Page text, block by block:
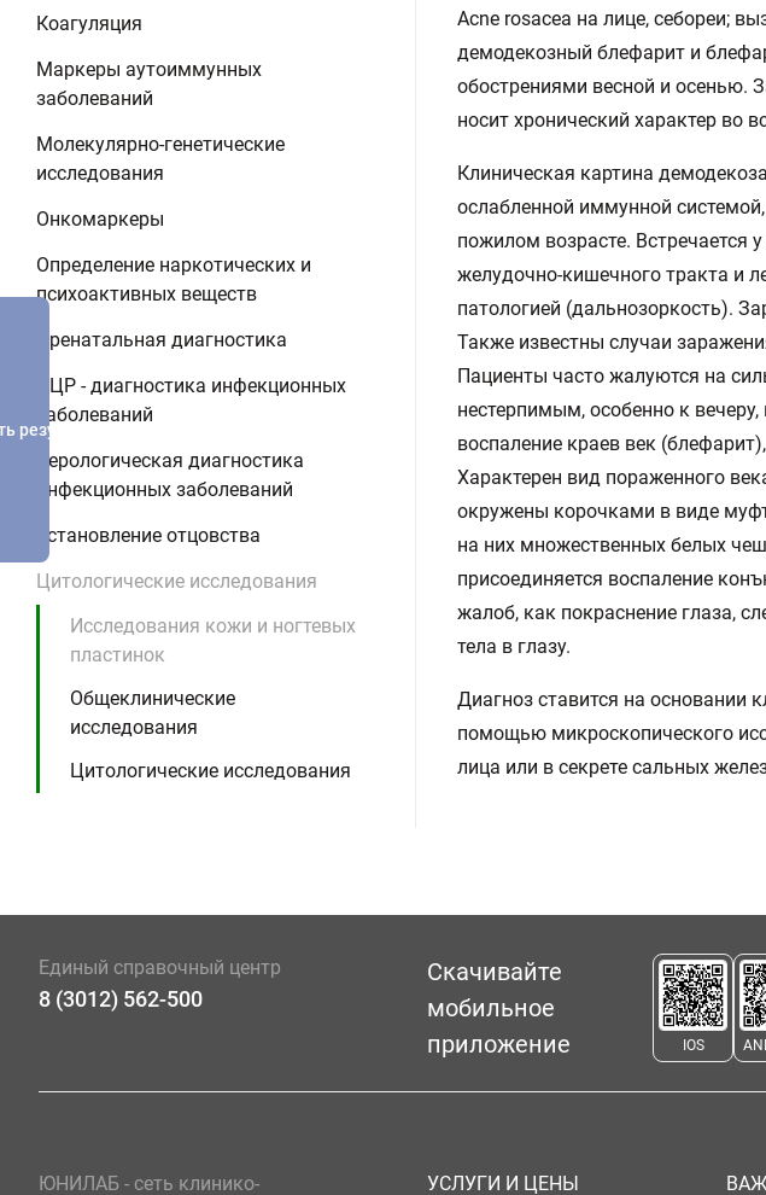
Коагуляция
Маркеры аутоиммунных
заболеваний
Молекулярно-генетические
исследования
Онкомаркеры
Определение наркотических и
психоактивных веществ
Пренатальная диагностика
ПЦР - диагностика инфекционных
заболеваний
Серологическая диагностика
инфекционных заболеваний
Установление отцовства
Цитологические исследования
Исследования кожи и ногтевых
пластинок
Общеклинические
исследования
Цитологические исследования
Acne rosacea на лице, себореи;
демодекозный блефарит и
обострениями весной и осенью.
носит хронический характер во
Клиническая картина
ослабленной иммунной
пожилом возрасте. Встречается
желудочно-кишечного тракта и
патологией (дальнозоркость).
Также известны случаи
Пациенты часто жалуются на
нестерпимым, особенно к
воспаление краев век
Характерен вид пораженного
окружены корочками в виде
на них множественных белых
присоединяется воспаление
жалоб, как покраснение глаза,
тела в глазу.
Диагноз ставится на основании
помощью микроскопического
лица или в секрете сальных
результатов
Единый справочный центр
8 (3012) 562-500
Скачивайте
мобильное
приложение
IOS
ЮНИЛАБ - сеть клинико-
УСЛУГИ И ЦЕНЫ